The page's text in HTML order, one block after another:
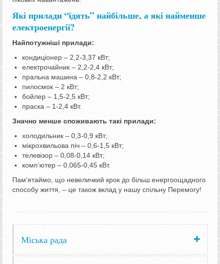
Які прилади “їдять” найбільше, а які найменше
електроенергії?
Найпотужніші прилади:
кондиціонер – 2,2-3,37 кВт;
електрочайник – 2,2-2,4 кВт;
пральна машина – 0,8-2,2 кВт;
пилосмок – 2 кВт;
бойлер – 1,5-2,5 кВт;
праска – 1-2,4 кВт.
Значно менше споживають такі прилади:
холодильник – 0,3-0,9 кВт;
мікрохвильова піч – 0,6-1,5 кВт;
телевізор – 0,08-0,14 кВт;
комп’ютер – 0,065-0,45 кВт.
Пам’ятаймо, що невеличкий крок до більш енергоощадного
способу життя, – це також вклад у нашу спільну Перемогу!
Міська рада